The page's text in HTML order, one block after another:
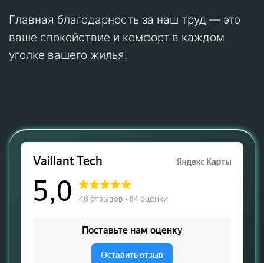
Главная благодарность за наш труд — это
ваше спокойствие и комфорт в каждом
уголке вашего жилья.